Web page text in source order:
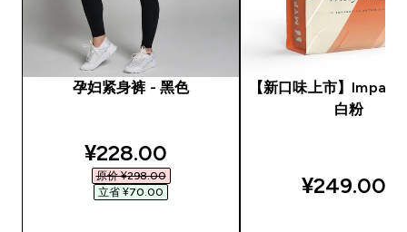
孕妇紧身裤 - 黑色
discounted price
¥228.00‎
原价 ¥298.00‎
立省 ¥70.00‎
【新口味上市】Impact
白粉
¥249.00‎